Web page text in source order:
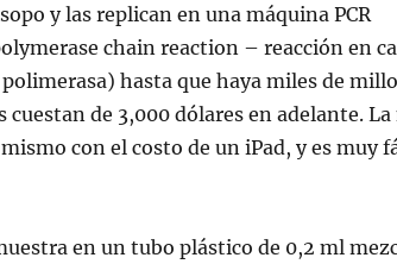
y las replican en una máquina PCR
chain reaction – reacción en
hasta que haya miles de
cuestan de 3,000 dólares en adelante. La
con el costo de un iPad, y es muy
en un tubo plástico de 0,2 ml